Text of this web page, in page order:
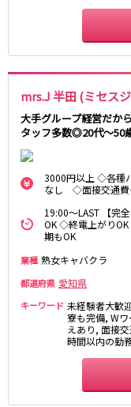
mrs.J 半田 (ミセス
大手グループ経営だか
タッフ多数◎20代～50
3000円以上 ◇各
なし ◇面接交通費
19:00～LAST 【完
OK ◇終電上がり
期もOK
業種 熟女キャバクラ
都道府県 愛知県
キーワード 未経験者大歓
寮も完備, W
えあり, 面接
時間以内の勤